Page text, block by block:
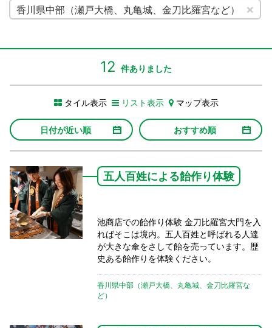
香川県中部（瀬戸大橋、丸亀城、金刀比羅宮など） ×
12 件ありました
タイル表示 リスト表示 マップ表示
日付が近い順 おすすめ順
五人百姓による飴作り体験
池商店での飴作り体験 金刀比羅宮大門を入
ればそこは境内。五人百姓と呼ばれる人達
が大きな傘をさして飴を売っています。歴
史ある飴作りを体験ください。
香川県中部（瀬戸大橋、丸亀城、金刀比羅宮な
ど）